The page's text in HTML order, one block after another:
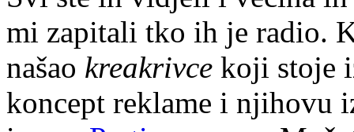
mi zapitali tko ih je radio.
našao kreakrivce koji stoje
koncept reklame i njihovu